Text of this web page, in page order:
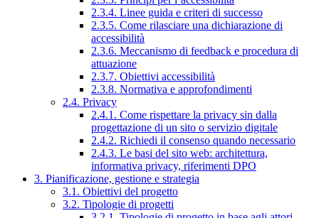
2.3.4. Linee guida e criteri di successo
2.3.5. Come rilasciare una dichiarazione di
accessibilità
2.3.6. Meccanismo di feedback e procedura di
attuazione
2.3.7. Obiettivi accessibilità
2.3.8. Normativa e approfondimenti
2.4. Privacy
2.4.1. Come rispettare la privacy sin dalla
progettazione di un sito o servizio digitale
2.4.2. Richiedi il consenso quando necessario
2.4.3. Le basi del sito web: architettura,
informativa privacy, riferimenti DPO
3. Pianificazione, gestione e strategia
3.1. Obiettivi del progetto
3.2. Tipologie di progetti